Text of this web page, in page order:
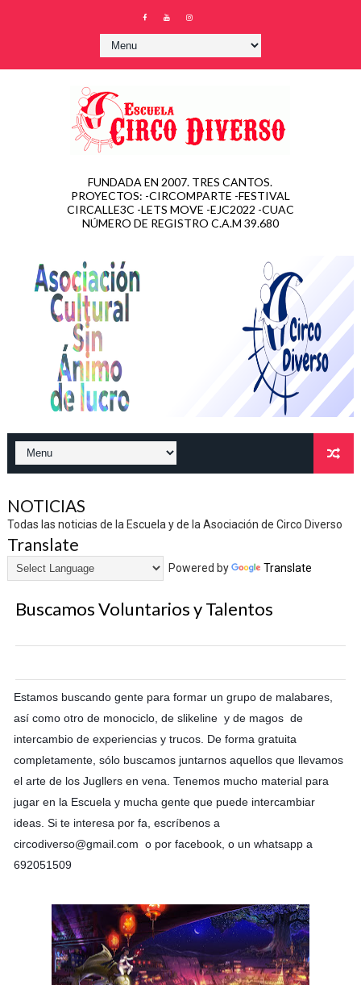
FUNDADA EN 2007. TRES CANTOS.
PROYECTOS: -CIRCOMPARTE -FESTIVAL
CIRCALLE3C -LETS MOVE -EJC2022 -CUAC
NÚMERO DE REGISTRO C.A.M 39.680
NOTICIAS
Todas las noticias de la Escuela y de la Asociación de Circo Diverso
Translate
Powered by Translate
Buscamos Voluntarios y Talentos
Estamos buscando gente para formar un grupo de malabares,
así como otro de monociclo, de slikeline  y de magos  de
intercambio de experiencias y trucos. De forma gratuita
completamente, sólo buscamos juntarnos aquellos que llevamos
el arte de los Jugllers en vena. Tenemos mucho material para
jugar en la Escuela y mucha gente que puede intercambiar
ideas. Si te interesa por fa, escríbenos a
circodiverso@gmail.com  o por facebook, o un whatsapp a
692051509